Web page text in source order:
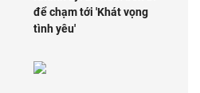
để chạm tới 'Khát vọng
tình yêu'